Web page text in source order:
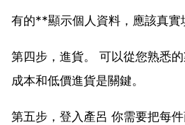
有的**顯示個人資料，應該真實
第四步，進貨。 可以從您熟悉
成本和低價進貨是關鍵。
第五步，登入產呂 你需要把每